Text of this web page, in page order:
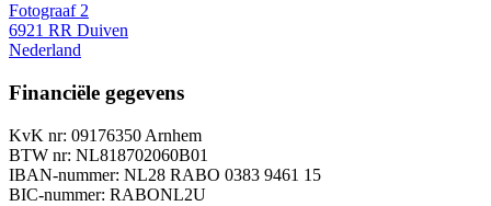
Fotograaf 2
6921 RR Duiven
Nederland
Financiële gegevens
KvK nr: 09176350 Arnhem
BTW nr: NL818702060B01
IBAN-nummer: NL28 RABO 0383 9461 15
BIC-nummer: RABONL2U